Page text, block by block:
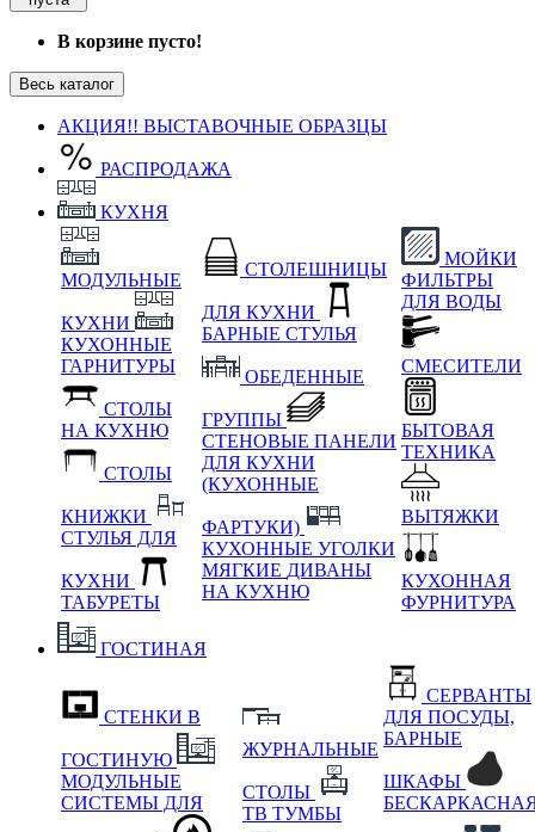
В корзине пусто!
Весь каталог
АКЦИЯ!! ВЫСТАВОЧНЫЕ ОБРАЗЦЫ
РАСПРОДАЖА
КУХНЯ
МОДУЛЬНЫЕ
КУХНИ
КУХОННЫЕ
ГАРНИТУРЫ
СТОЛЫ
НА КУХНЮ
СТОЛЫ
КНИЖКИ
СТУЛЬЯ ДЛЯ
КУХНИ
ТАБУРЕТЫ
СТОЛЕШНИЦЫ
ДЛЯ КУХНИ
БАРНЫЕ СТУЛЬЯ
ОБЕДЕННЫЕ
ГРУППЫ
СТЕНОВЫЕ ПАНЕЛИ
ДЛЯ КУХНИ
(КУХОННЫЕ
ФАРТУКИ)
КУХОННЫЕ УГОЛКИ
МЯГКИЕ ДИВАНЫ
НА КУХНЮ
МОЙКИ
ФИЛЬТРЫ
ДЛЯ ВОДЫ
СМЕСИТЕЛИ
БЫТОВАЯ
ТЕХНИКА
ВЫТЯЖКИ
КУХОННАЯ
ФУРНИТУРА
ГОСТИНАЯ
СТЕНКИ В
ГОСТИНУЮ
МОДУЛЬНЫЕ
СИСТЕМЫ ДЛЯ
ЖУРНАЛЬНЫЕ
СТОЛЫ
ТВ ТУМБЫ
СЕРВАНТЫ
ДЛЯ ПОСУДЫ,
БАРНЫЕ
ШКАФЫ